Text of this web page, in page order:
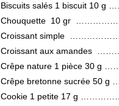
Biscuits salés 1 biscuit
Chouquette 10 gr
Croissant simple
Croissant aux
Crêpe nature 1 pièce
Crêpe bretonne sucrée
Cookie 1 petite 17 g